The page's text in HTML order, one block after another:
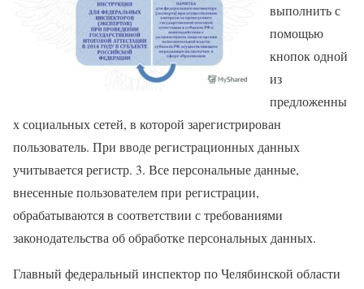
выполнить с
помощью
кнопок одной
из
предложенны
х социальных сетей, в которой зарегистрирован
пользователь. При вводе регистрационных данных
учитывается регистр. 3. Все персональные данные,
внесенные пользователем при регистрации,
обрабатываются в соответствии с требованиями
законодательства об обработке персональных данных.
Главный федеральный инспектор по Челябинской области